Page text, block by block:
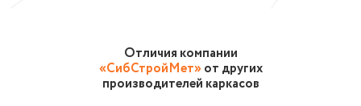
Отличия компании
«СибСтройМет»от других
производителей каркасов